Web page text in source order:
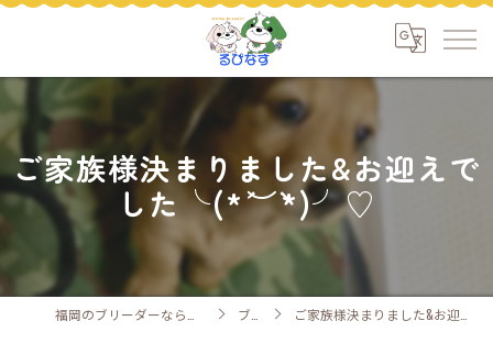
ご家族様決まりました&お迎えで
した╰(*´︶`*)╯♡
ブログ ご家族様決まりました&お迎えでした╰(*´︶`*)╯♡